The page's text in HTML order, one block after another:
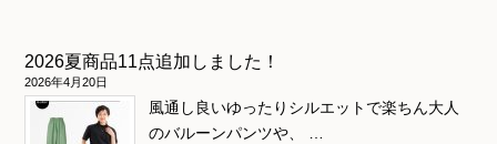
2026夏商品11点追加しました！
2026年4月20日
風通し良いゆったりシルエットで楽ちん大人
のバルーンパンツや、 …